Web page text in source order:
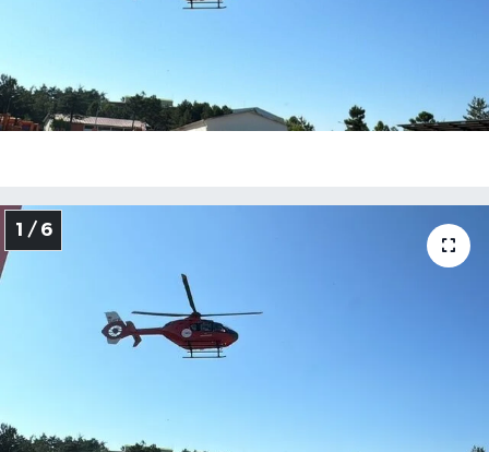
1 / 6
Sivil Toplum
Spor
Turizm
Yerel Yönetimler